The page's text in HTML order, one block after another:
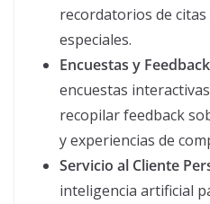
recordatorios de
especiales.
Encuestas y
encuestas
recopilar feedback
y experiencias de
Servicio al Cliente
inteligencia artificial